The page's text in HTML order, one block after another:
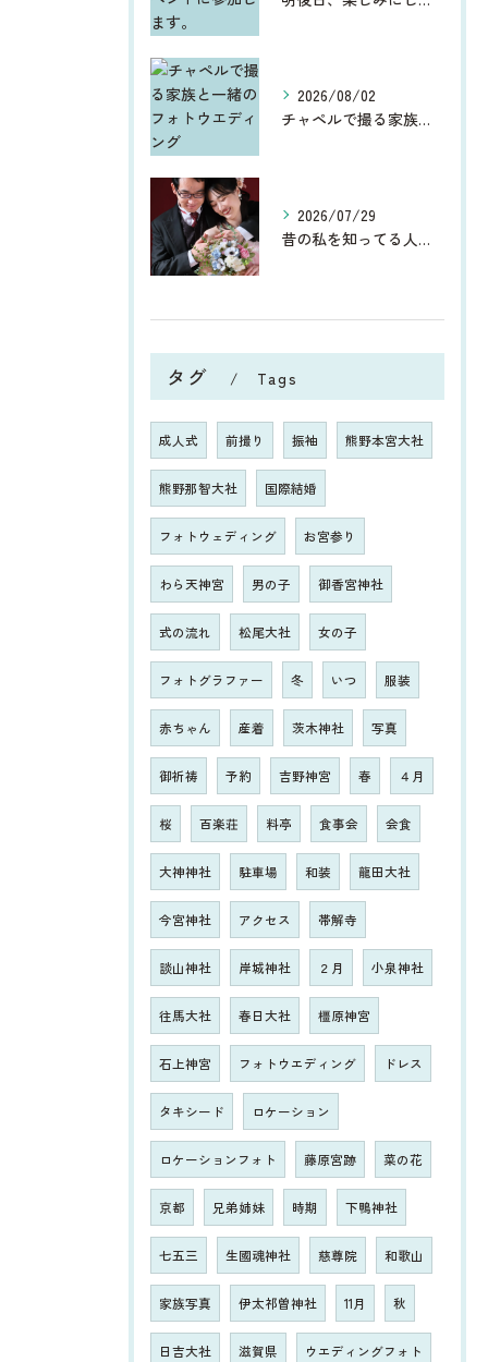
2026/08/02
チャペルで撮る家族と一緒のフォトウエディング
2026/07/29
昔の私を知ってる人からしたら、今、お宮参りや七五三、ウエディ...
タグ Tags
成人式 前撮り 振袖 熊野本宮大社
熊野那智大社 国際結婚
フォトウェディング お宮参り
わら天神宮 男の子 御香宮神社
式の流れ 松尾大社 女の子
フォトグラファー 冬 いつ 服装
赤ちゃん 産着 茨木神社 写真
御祈祷 予約 吉野神宮 春 ４月
桜 百楽荘 料亭 食事会 会食
大神神社 駐車場 和装 龍田大社
今宮神社 アクセス 帯解寺
談山神社 岸城神社 ２月 小泉神社
往馬大社 春日大社 橿原神宮
石上神宮 フォトウエディング ドレス
タキシード ロケーション
ロケーションフォト 藤原宮跡 菜の花
京都 兄弟姉妹 時期 下鴨神社
七五三 生國魂神社 慈尊院 和歌山
家族写真 伊太祁曽神社 11月 秋
日吉大社 滋賀県 ウエディングフォト